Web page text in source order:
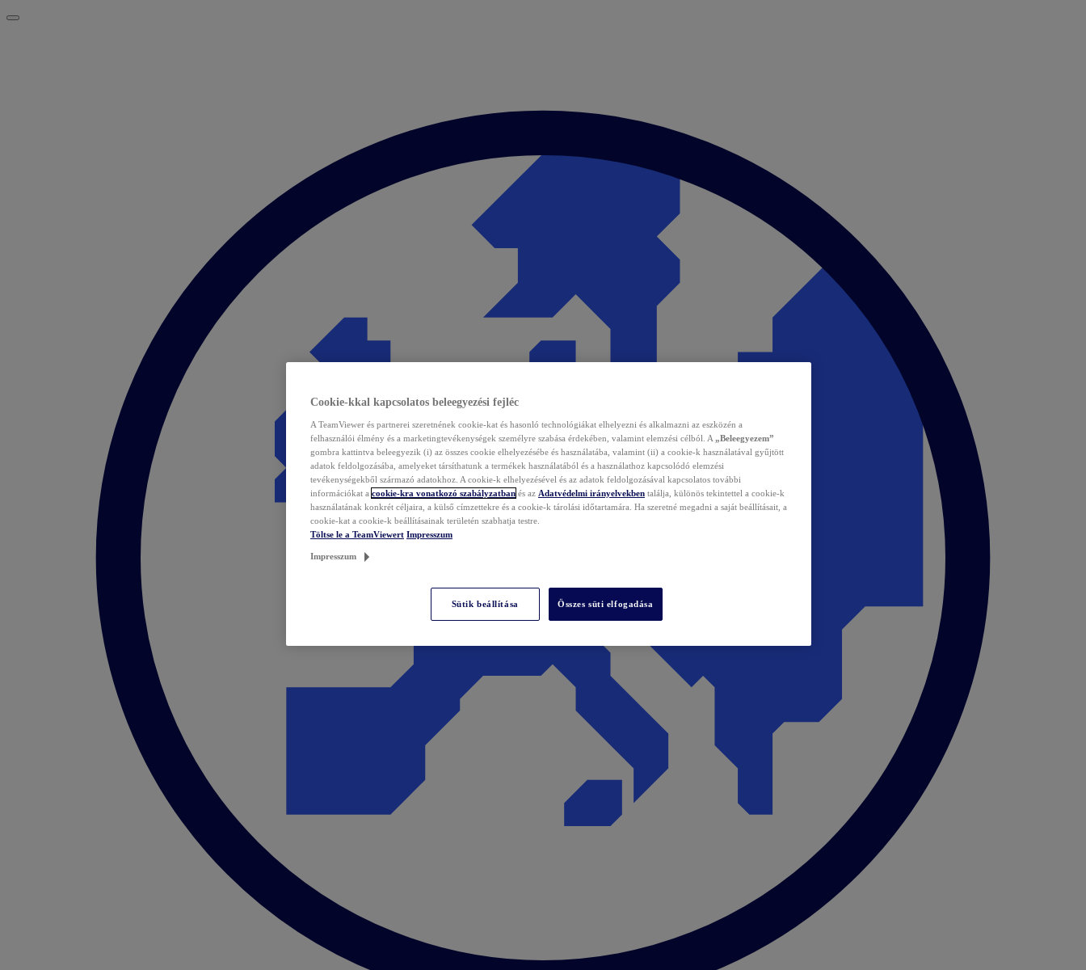
Cookie-kkal kapcsolatos beleegyezési fejléc
A TeamViewer és partnerei szeretnének cookie-kat és hasonló technológiákat elhelyezni és alkalmazni az eszközén a
felhasználói élmény és a marketingtevékenységek személyre szabása érdekében, valamint elemzési célból. A „Beleegyezem”
gombra kattintva beleegyezik (i) az összes cookie elhelyezésébe és használatába, valamint (ii) a cookie-k használatával gyűjtött
adatok feldolgozásába, amelyeket társíthatunk a termékek használatából és a használathoz kapcsolódó elemzési
tevékenységekből származó adatokhoz. A cookie-k elhelyezésével és az adatok feldolgozásával kapcsolatos további
információkat a cookie-kra vonatkozó szabályzatban és az Adatvédelmi irányelvekben találja, különös tekintettel a cookie-k
használatának konkrét céljaira, a külső címzettekre és a cookie-k tárolási időtartamára. Ha szeretné megadni a saját beállításait, a
cookie-kat a cookie-k beállításainak területén szabhatja testre.
Töltse le a TeamViewert Impresszum
Impresszum
Sütik beállítása Összes süti elfogadása